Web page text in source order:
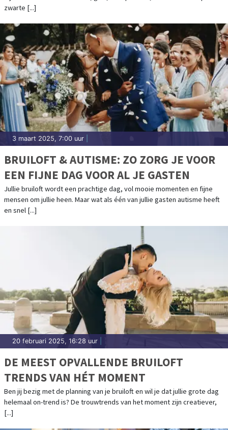
zwarte [...]
3 maart 2025, 7:00 uur
BRUILOFT & AUTISME: ZO ZORG JE VOOR
EEN FIJNE DAG VOOR AL JE GASTEN
Jullie bruiloft wordt een prachtige dag, vol mooie momenten en fijne
mensen om jullie heen. Maar wat als één van jullie gasten autisme heeft
en snel [...]
20 februari 2025, 16:28 uur
DE MEEST OPVALLENDE BRUILOFT
TRENDS VAN HÉT MOMENT
Ben jij bezig met de planning van je bruiloft en wil je dat jullie grote dag
helemaal on-trend is? De trouwtrends van het moment zijn creatiever,
[...]